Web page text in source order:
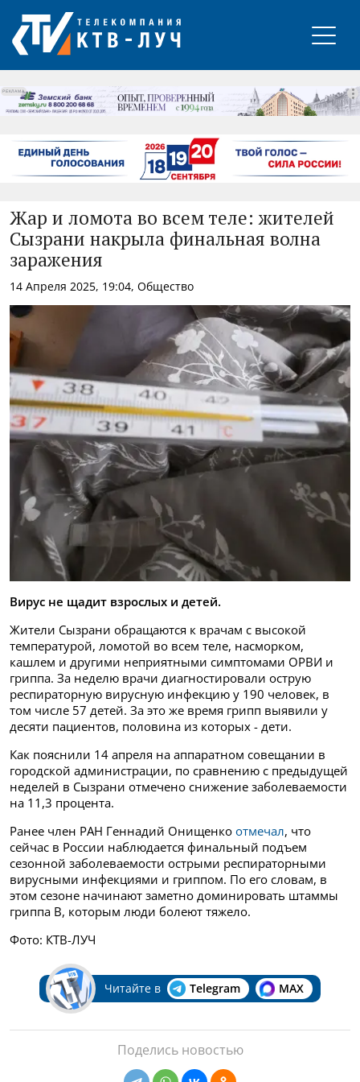
РЕКЛАМА
Жар и ломота во всем теле: жителей
Сызрани накрыла финальная волна
заражения
14 Апреля 2025, 19:04, Общество
Вирус не щадит взрослых и детей.
Жители Сызрани обращаются к врачам с высокой
температурой, ломотой во всем теле, насморком,
кашлем и другими неприятными симптомами ОРВИ и
гриппа. За неделю врачи диагностировали острую
респираторную вирусную инфекцию у 190 человек, в
том числе 57 детей. За это же время грипп выявили у
десяти пациентов, половина из которых - дети.
Как пояснили 14 апреля на аппаратном совещании в
городской администрации, по сравнению с предыдущей
неделей в Сызрани отмечено снижение заболеваемости
на 11,3 процента.
Ранее член РАН Геннадий Онищенко отмечал, что
сейчас в России наблюдается финальный подъем
сезонной заболеваемости острыми респираторными
вирусными инфекциями и гриппом. По его словам, в
этом сезоне начинают заметно доминировать штаммы
гриппа B, которым люди болеют тяжело.
Фото: КТВ-ЛУЧ
Читайте в Telegram MAX
Поделись новостью